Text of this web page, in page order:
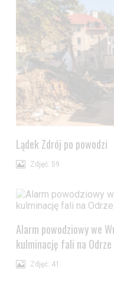
Lądek Zdrój po powodzi
Zdjęć: 59
Alarm powodziowy we
kulminację fali na Odrze
Zdjęć: 41